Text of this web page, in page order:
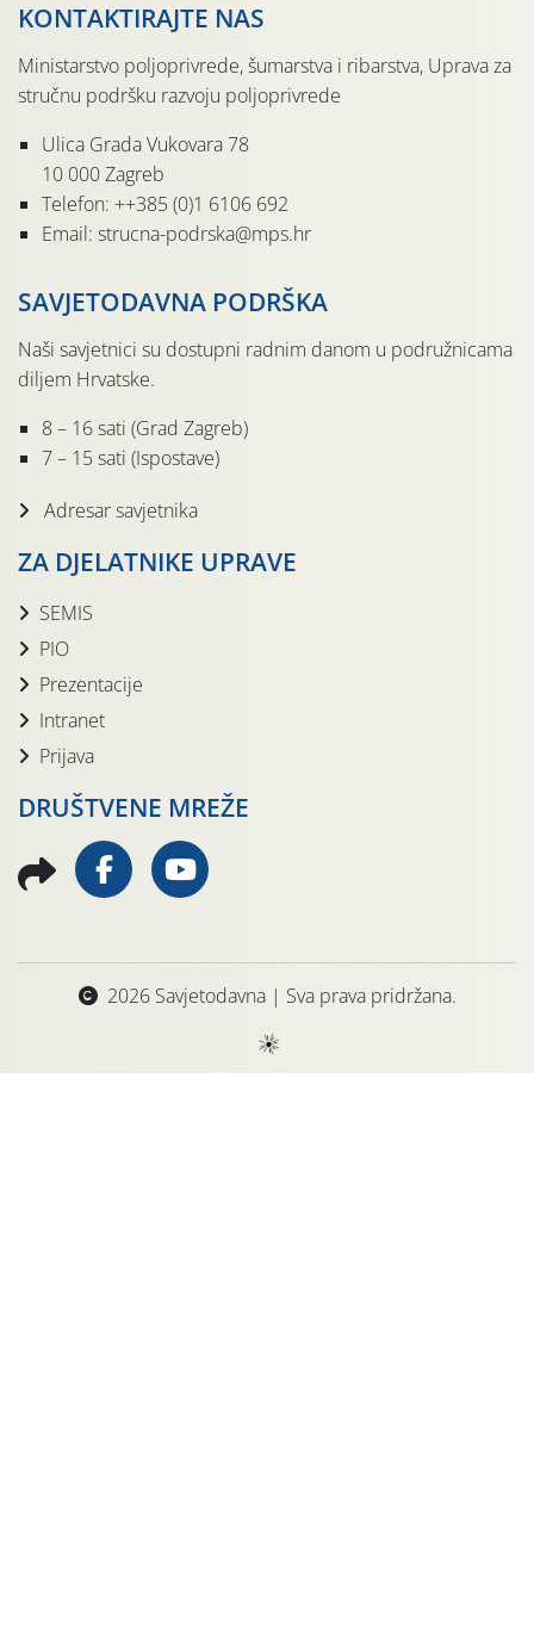
KONTAKTIRAJTE NAS
Ministarstvo poljoprivrede, šumarstva i ribarstva, Uprava za
stručnu podršku razvoju poljoprivrede
Ulica Grada Vukovara 78
10 000 Zagreb
Telefon: ++385 (0)1 6106 692
Email: strucna-podrska@mps.hr
SAVJETODAVNA PODRŠKA
Naši savjetnici su dostupni radnim danom u podružnicama
diljem Hrvatske.
8 – 16 sati (Grad Zagreb)
7 – 15 sati (Ispostave)
Adresar savjetnika
ZA DJELATNIKE UPRAVE
SEMIS
PIO
Prezentacije
Intranet
Prijava
DRUŠTVENE MREŽE
2026 Savjetodavna | Sva prava pridržana.